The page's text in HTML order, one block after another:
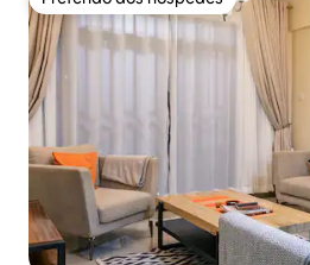
Preferido dos hóspedes